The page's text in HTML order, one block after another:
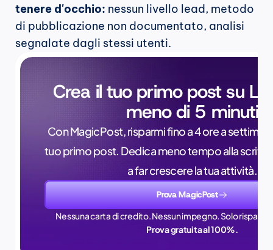
tenere d'occhio: nessun livello lead, metodo
di pubblicazione non documentato, analisi
segnalate dagli stessi utenti.
Crea il tuo primo post su
meno di 5 minuti
Con MagicPost, risparmi fino a 4 ore a
tuo primo post. Dedica meno tempo alla
a far crescere la tua attività.
Prova MagicPost
Nessuna carta di credito. Nessun impegno. Solo
Prova gratuita al 100%.